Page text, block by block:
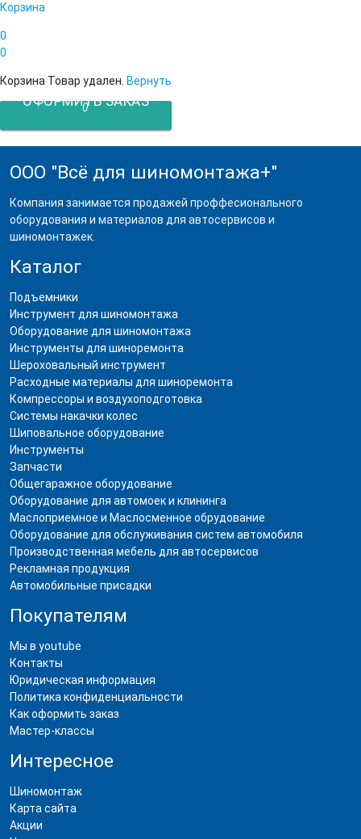
Корзина
0
0
Корзина Товар удален. Вернуть
0
ОФОРМИТЬ ЗАКАЗ
ООО "Всё для шиномонтажа+"
Компания занимается продажей проффесионального
оборудования и материалов для автосервисов и
шиномонтажек.
Каталог
Подъемники
Инструмент для шиномонтажа
Оборудование для шиномонтажа
Инструменты для шиноремонта
Шероховальный инструмент
Расходные материалы для шиноремонта
Компрессоры и воздухоподготовка
Системы накачки колес
Шиповальное оборудование
Инструменты
Запчасти
Общегаражное оборудование
Оборудование для автомоек и клининга
Маслоприемное и Маслосменное обрудование
Оборудование для обслуживания систем автомобиля
Производственная мебель для автосервисов
Рекламная продукция
Автомобильные присадки
Покупателям
Мы в youtube
Контакты
Юридическая информация
Политика конфиденциальности
Как оформить заказ
Мастер-классы
Интересное
Шиномонтаж
Карта сайта
Акции